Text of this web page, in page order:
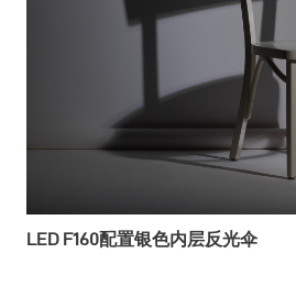
LED F160配置银色内层反光伞